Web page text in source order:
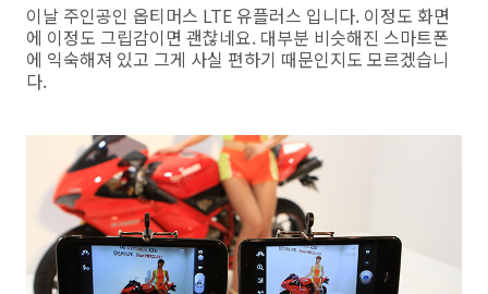
이날 주인공인 옵티머스 LTE 유플러스 입니다. 이정도 화면
에 이정도 그립감이면 괜찮네요. 대부분 비슷해진 스마트폰
에 익숙해져 있고 그게 사실 편하기 때문인지도 모르겠습니
다.